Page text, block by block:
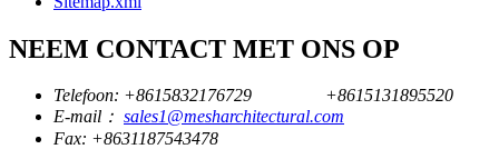
NEEM CONTACT MET ONS OP
Telefoon: +8615832176729
+8615131895520
E-mail： sales1@mesharchitectural.com
Fax: +8631187543478